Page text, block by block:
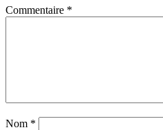
Commentaire *
Nom *